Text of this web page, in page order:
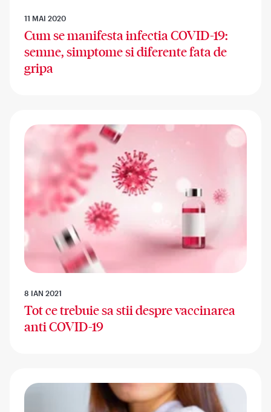
11 MAI 2020
Cum se manifesta infectia COVID-19:
semne, simptome si diferente fata de
gripa
8 IAN 2021
Tot ce trebuie sa stii despre vaccinarea
anti COVID-19